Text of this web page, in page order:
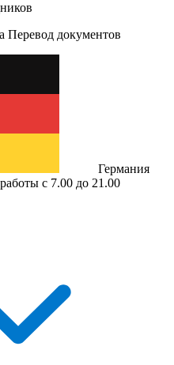
Перевод документов
Германия
с 7.00 до 21.00